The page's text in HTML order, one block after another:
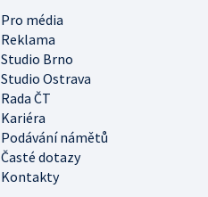
Pro média
Reklama
Studio Brno
Studio Ostrava
Rada ČT
Kariéra
Podávání námětů
Časté dotazy
Kontakty